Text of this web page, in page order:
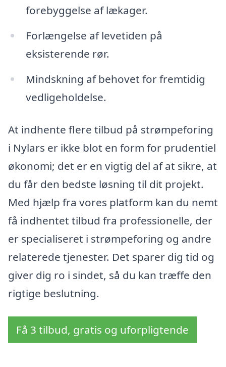
forebyggelse af lækager.
Forlængelse af levetiden på
eksisterende rør.
Mindskning af behovet for fremtidig
vedligeholdelse.
At indhente flere tilbud på strømpeforing
i Nylars er ikke blot en form for prudentiel
økonomi; det er en vigtig del af at sikre, at
du får den bedste løsning til dit projekt.
Med hjælp fra vores platform kan du nemt
få indhentet tilbud fra professionelle, der
er specialiseret i strømpeforing og andre
relaterede tjenester. Det sparer dig tid og
giver dig ro i sindet, så du kan træffe den
rigtige beslutning.
Få 3 tilbud, gratis og uforpligtende